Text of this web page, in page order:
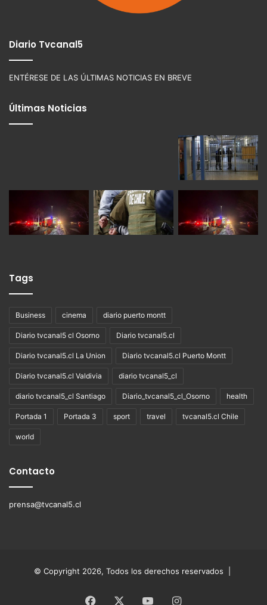
Diario Tvcanal5
ENTÉRESE DE LAS ÚLTIMAS NOTICIAS EN BREVE
Últimas Noticias
Tags
Business cinema diario puerto montt
Diario tvcanal5 cl Osorno Diario tvcanal5.cl
Diario tvcanal5.cl La Union Diario tvcanal5.cl Puerto Montt
Diario tvcanal5.cl Valdivia diario tvcanal5_cl
diario tvcanal5_cl Santiago Diario_tvcanal5_cl_Osorno health
Portada 1 Portada 3 sport travel tvcanal5.cl Chile
world
Contacto
prensa@tvcanal5.cl
© Copyright 2026, Todos los derechos reservados |
Facebook YouTubeInstagram